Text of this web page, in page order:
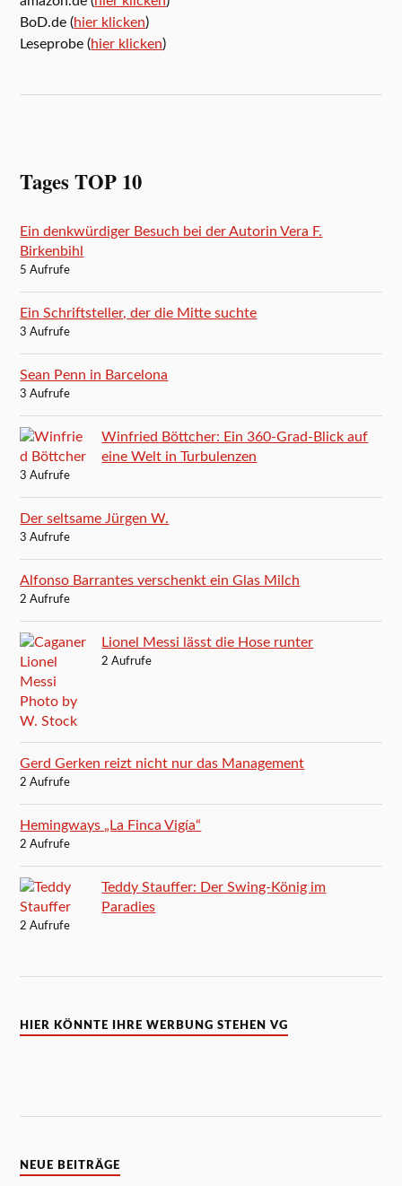
BoD.de (hier klicken)
Leseprobe (hier klicken)
Tages TOP 10
Ein denkwürdiger Besuch bei der Autorin Vera F.
Birkenbihl
5 Aufrufe
Ein Schriftsteller, der die Mitte suchte
3 Aufrufe
Sean Penn in Barcelona
3 Aufrufe
Winfried Böttcher: Ein 360-Grad-Blick auf
eine Welt in Turbulenzen
3 Aufrufe
Der seltsame Jürgen W.
3 Aufrufe
Alfonso Barrantes verschenkt ein Glas Milch
2 Aufrufe
Lionel Messi lässt die Hose runter
2 Aufrufe
Gerd Gerken reizt nicht nur das Management
2 Aufrufe
Hemingways „La Finca Vigía“
2 Aufrufe
Teddy Stauffer: Der Swing-König im
Paradies
2 Aufrufe
HIER KÖNNTE IHRE WERBUNG STEHEN VG
NEUE BEITRÄGE